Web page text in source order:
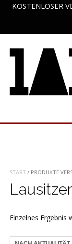
KOSTENLOSER
START / PRODUKTE
Einzelnes Ergebnis